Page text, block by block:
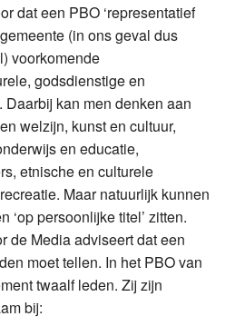
dat een PBO ‘representatief
(in ons geval dus
voorkomende
godsdienstige en
Daarbij kan men denken aan
welzijn, kunst en cultuur,
en educatie,
etnische en culturele
Maar natuurlijk kunnen
‘op persoonlijke titel’ zitten.
de Media adviseert dat een
moet tellen. In het PBO van
twaalf leden. Zij zijn
bij: